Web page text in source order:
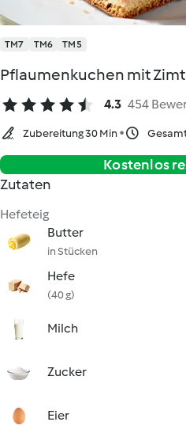
TM7 TM6 TM5
Pflaumenkuchen mit
4.3 454
Zubereitung 30 Min
Kostenlos
Zutaten
Hefeteig
Butter
in Stücken
Hefe
(40 g)
Milch
Zucker
Eier